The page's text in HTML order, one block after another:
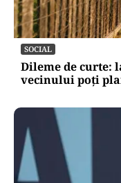
SOCIAL
Dileme de curte:
vecinului poți